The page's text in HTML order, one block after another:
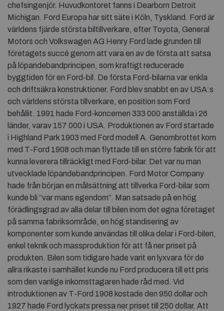
chefsingenjör. Huvudkontoret fanns i Dearborn Detroit
Michigan. Ford Europa har sitt säte i Köln, Tyskland. Ford är
världens fjärde största biltillverkare, efter Toyota, General
Motors och Volkswagen AG Henry Ford lade grunden till
företagets succé genom att vara en av de första att satsa
på löpandebandprincipen, som kraftigt reducerade
byggtiden för en Ford-bil. De första Ford-bilarna var enkla
och driftsäkra konstruktioner. Ford blev snabbt en av USA:s
och världens största tillverkare, en position som Ford
behållit. 1991 hade Ford-koncernen 333 000 anställda i 26
länder, varav 157 000 i USA. Produktionen av Ford startade
i Highland Park 1903 med Ford modell A. Genombrottet kom
med T-Ford 1908 och man flyttade till en större fabrik för att
kunna leverera tillräckligt med Ford-bilar. Det var nu man
utvecklade löpandebandprincipen. Ford Motor Company
hade från början en målsättning att tillverka Ford-bilar som
kunde bli ”var mans egendom”. Man satsade på en hög
förädlingsgrad av alla delar till bilen inom det egna företaget
på samma fabriksområde, en hög standisering av
komponenter som kunde användas till olika delar i Ford-bilen,
enkel teknik och massproduktion för att få ner priset på
produkten. Bilen som tidigare hade varit en lyxvara för de
allra rikaste i samhället kunde nu Ford producera till ett pris
som den vanlige inkomsttagaren hade råd med. Vid
introduktionen av T-Ford 1908 kostade den 950 dollar och
1927 hade Ford lyckats pressa ner priset till 250 dollar. Att